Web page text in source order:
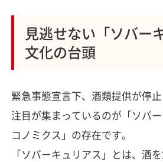
見逃せない「ソバー
文化の台頭
緊急事態宣言下、酒類提供が停
注目が集まっているのが「ソバ
コノミクス」の存在です。
「ソバーキュリアス」とは、酒